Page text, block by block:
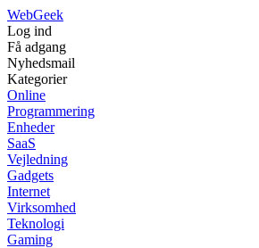
WebGeek
Log ind
Få adgang
Nyhedsmail
Kategorier
Online
Programmering
Enheder
SaaS
Vejledning
Gadgets
Internet
Virksomhed
Teknologi
Gaming